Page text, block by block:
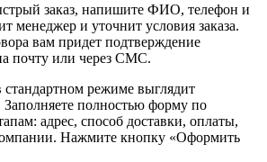
заказ, напишите ФИО, телефон и
менеджер и уточнит условия заказа.
вам придет подтверждение
почту или через СМС.
стандартном режиме выглядит
полностью форму по
адрес, способ доставки, оплаты,
Нажмите кнопку «Оформить